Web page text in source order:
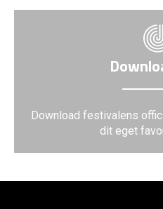
Download festivalens
dit eget